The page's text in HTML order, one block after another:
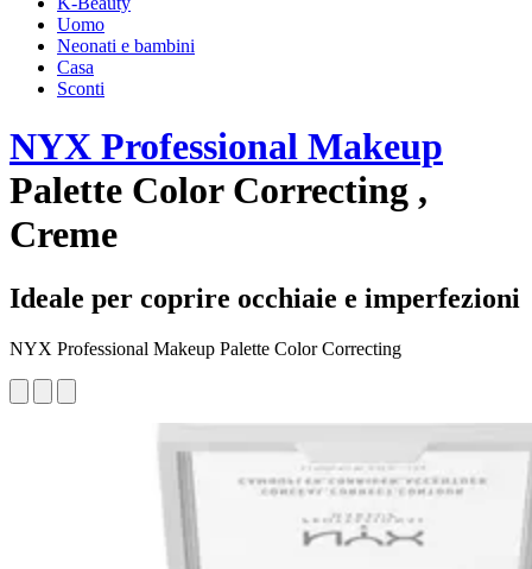
Uomo
Neonati e bambini
Casa
Sconti
NYX Professional Makeup
Palette Color Correcting ,
Creme
Ideale per coprire occhiaie e imperfezioni
NYX Professional Makeup Palette Color Correcting